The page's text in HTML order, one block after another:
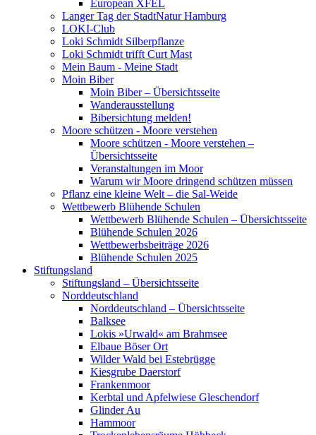
European XFEL
Langer Tag der StadtNatur Hamburg
LOKI-Club
Loki Schmidt Silberpflanze
Loki Schmidt trifft Curt Mast
Mein Baum - Meine Stadt
Moin Biber
Moin Biber – Übersichtsseite
Wanderausstellung
Bibersichtung melden!
Moore schützen - Moore verstehen
Moore schützen - Moore verstehen –
Übersichtsseite
Veranstaltungen im Moor
Warum wir Moore dringend schützen müssen
Pflanz eine kleine Welt – die Sal-Weide
Wettbewerb Blühende Schulen
Wettbewerb Blühende Schulen – Übersichtsseite
Blühende Schulen 2026
Wettbewerbsbeiträge 2026
Blühende Schulen 2025
Stiftungsland
Stiftungsland – Übersichtsseite
Norddeutschland
Norddeutschland – Übersichtsseite
Balksee
Lokis »Urwald« am Brahmsee
Elbaue Böser Ort
Wilder Wald bei Estebrügge
Kiesgrube Daerstorf
Frankenmoor
Kerbtal und Apfelwiese Gleschendorf
Glinder Au
Hammoor